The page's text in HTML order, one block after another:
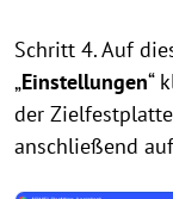
Schritt 4. Auf
„Einstellungen“
der
anschließend